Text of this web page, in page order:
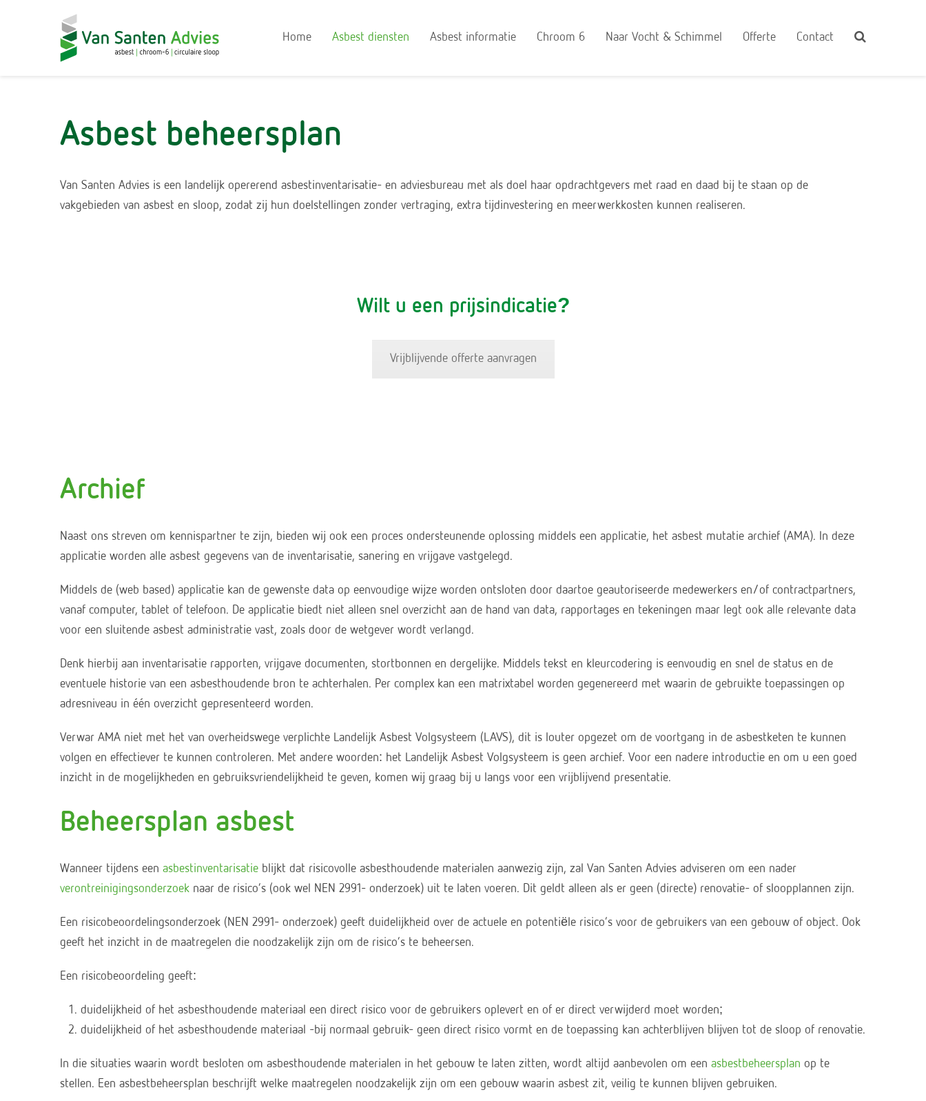
Home Asbest diensten Asbest informatie Chroom 6 Naar Vocht & Schimmel Offerte Contact
Asbest beheersplan
Van Santen Advies is een landelijk opererend asbestinventarisatie- en adviesbureau met als doel haar opdrachtgevers met raad en daad bij te staan op de
vakgebieden van asbest en sloop, zodat zij hun doelstellingen zonder vertraging, extra tijdinvestering en meerwerkkosten kunnen realiseren.
Wilt u een prijsindicatie?
Vrijblijvende offerte aanvragen
Archief
Naast ons streven om kennispartner te zijn, bieden wij ook een proces ondersteunende oplossing middels een applicatie, het asbest mutatie archief (AMA). In deze
applicatie worden alle asbest gegevens van de inventarisatie, sanering en vrijgave vastgelegd.
Middels de (web based) applicatie kan de gewenste data op eenvoudige wijze worden ontsloten door daartoe geautoriseerde medewerkers en/of contractpartners,
vanaf computer, tablet of telefoon. De applicatie biedt niet alleen snel overzicht aan de hand van data, rapportages en tekeningen maar legt ook alle relevante data
voor een sluitende asbest administratie vast, zoals door de wetgever wordt verlangd.
Denk hierbij aan inventarisatie rapporten, vrijgave documenten, stortbonnen en dergelijke. Middels tekst en kleurcodering is eenvoudig en snel de status en de
eventuele historie van een asbesthoudende bron te achterhalen. Per complex kan een matrixtabel worden gegenereerd met waarin de gebruikte toepassingen op
adresniveau in één overzicht gepresenteerd worden.
Verwar AMA niet met het van overheidswege verplichte Landelijk Asbest Volgsysteem (LAVS), dit is louter opgezet om de voortgang in de asbestketen te kunnen
volgen en effectiever te kunnen controleren. Met andere woorden: het Landelijk Asbest Volgsysteem is geen archief. Voor een nadere introductie en om u een goed
inzicht in de mogelijkheden en gebruiksvriendelijkheid te geven, komen wij graag bij u langs voor een vrijblijvend presentatie.
Beheersplan asbest
Wanneer tijdens een asbestinventarisatie blijkt dat risicovolle asbesthoudende materialen aanwezig zijn, zal Van Santen Advies adviseren om een nader
verontreinigingsonderzoek naar de risico’s (ook wel NEN 2991- onderzoek) uit te laten voeren. Dit geldt alleen als er geen (directe) renovatie- of sloopplannen zijn.
Een risicobeoordelingsonderzoek (NEN 2991- onderzoek) geeft duidelijkheid over de actuele en potentiële risico’s voor de gebruikers van een gebouw of object. Ook
geeft het inzicht in de maatregelen die noodzakelijk zijn om de risico’s te beheersen.
Een risicobeoordeling geeft:
duidelijkheid of het asbesthoudende materiaal een direct risico voor de gebruikers oplevert en of er direct verwijderd moet worden;
duidelijkheid of het asbesthoudende materiaal -bij normaal gebruik- geen direct risico vormt en de toepassing kan achterblijven blijven tot de sloop of renovatie.
In die situaties waarin wordt besloten om asbesthoudende materialen in het gebouw te laten zitten, wordt altijd aanbevolen om een asbestbeheersplan op te
stellen. Een asbestbeheersplan beschrijft welke maatregelen noodzakelijk zijn om een gebouw waarin asbest zit, veilig te kunnen blijven gebruiken.